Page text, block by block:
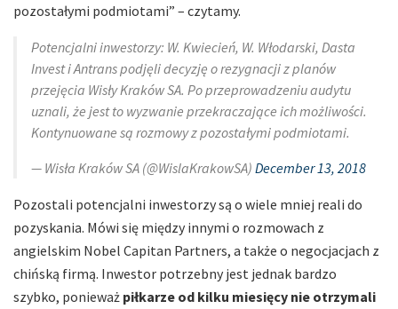
pozostałymi podmiotami” – czytamy.
Potencjalni inwestorzy: W. Kwiecień, W. Włodarski, Dasta
Invest i Antrans podjęli decyzję o rezygnacji z planów
przejęcia Wisły Kraków SA. Po przeprowadzeniu audytu
uznali, że jest to wyzwanie przekraczające ich możliwości.
Kontynuowane są rozmowy z pozostałymi podmiotami.
— Wisła Kraków SA (@WislaKrakowSA) December 13, 2018
Pozostali potencjalni inwestorzy są o wiele mniej reali do
pozyskania. Mówi się między innymi o rozmowach z
angielskim Nobel Capitan Partners, a także o negocjacjach z
chińską firmą. Inwestor potrzebny jest jednak bardzo
szybko, ponieważ piłkarze od kilku miesięcy nie otrzymali